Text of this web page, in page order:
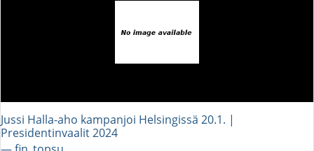
Jussi Halla-aho kampanjoi Helsingissä 20.1. |
Presidentinvaalit 2024